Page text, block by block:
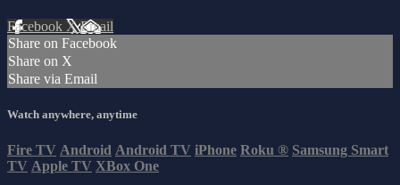
Facebook XEmail
Share on Facebook
Share on X
Share via Email
Watch anywhere, anytime
Fire TV Android Android TV iPhone Roku ® Samsung Smart
TV Apple TV XBox One